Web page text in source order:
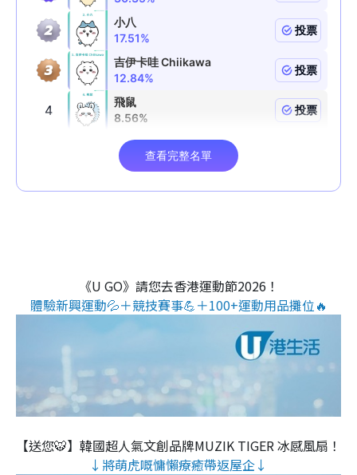
《U GO》請您去香港運動節2026！
體驗新興運動💦＋競技賽事💪＋100+運動用品攤位🔥
【送您🐯】韓國超人氣文創品牌MUZIK TIGER 冰感風扇！
↓將萌虎嘅慵懶療癒帶返屋企↓